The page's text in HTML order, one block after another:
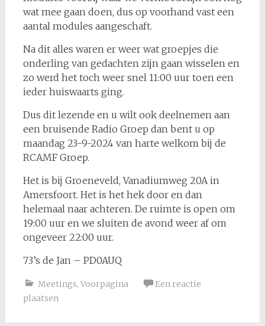
wat mee gaan doen, dus op voorhand vast een
aantal modules aangeschaft.
Na dit alles waren er weer wat groepjes die
onderling van gedachten zijn gaan wisselen en
zo werd het toch weer snel 11:00 uur toen een
ieder huiswaarts ging.
Dus dit lezende en u wilt ook deelnemen aan
een bruisende Radio Groep dan bent u op
maandag 23-9-2024 van harte welkom bij de
RCAMF Groep.
Het is bij Groeneveld, Vanadiumweg 20A in
Amersfoort. Het is het hek door en dan
helemaal naar achteren. De ruimte is open om
19:00 uur en we sluiten de avond weer af om
ongeveer 22:00 uur.
73’s de Jan – PD0AUQ
Meetings, Voorpagina
Een reactie
plaatsen